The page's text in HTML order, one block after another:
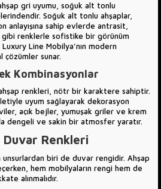
gri uyumu, soğuk alt tonlu
Soğuk alt tonlu ahşaplar,
anlayışına sahip evlerde antrasit,
renklerle sofistike bir görünüm
Line Mobilya’nın modern
çözümler sunar.
Kombinasyonlar
renkleri, nötr bir karaktere sahiptir.
uyum sağlayarak dekorasyon
açık bejler, yumuşak griler ve krem
dengeli ve sakin bir atmosfer yaratır.
Renkleri
unsurlardan biri de duvar rengidir. Ahşap
hem mobilyaların rengi hem de
alınmalıdır.